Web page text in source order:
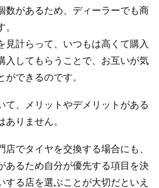
数があるため、ディーラーでも商
見計らって、いつもは高くて購入
入してもらうことで、お互いが気
できるのです。
て、メリットやデメリットがある
りません。
店でタイヤを交換する場合にも、
あるため自分が優先する項目を決
する店を選ぶことが大切だといえ